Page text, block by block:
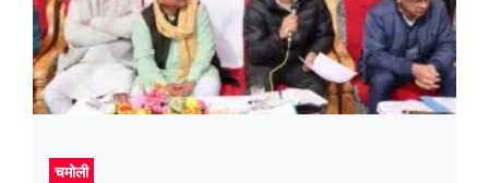
चमोली